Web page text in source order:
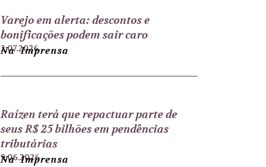
Varejo em alerta: descontos e
bonificações podem sair caro
2.07.2026
Na Imprensa
Raízen terá que repactuar parte de
seus R$ 25 bilhões em pendências
tributárias
9.06.2026
Na Imprensa